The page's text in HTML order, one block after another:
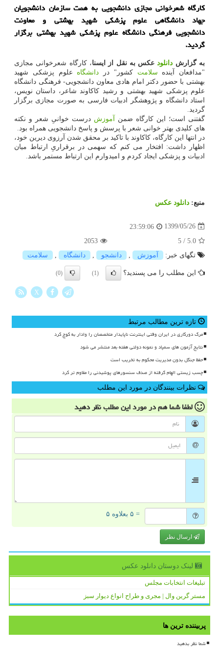
كارگاه شعرخوانی مجازی دانشجویی به همت سازمان دانشجویان
جهاد دانشگاهی علوم پزشكی شهید بهشتی و معاونت
دانشجویی فرهنگی دانشگاه علوم پزشكی شهید بهشتی برگزار
گردید.
به گزارش دانلودعکس به نقل از ایسنا، کارگاه شعرخوانی مجازی
"مدافعان آینده سلامت کشور" در دانشگاه علوم پزشکی شهید
بهشتی با حضور دکتر امام هادی معاون دانشجویی- فرهنگی دانشگاه
علوم پزشکی شهید بهشتی و رشید کاکاوند شاعر، داستان نویس،
استاد دانشگاه و پژوهشگر ادبیات فارسی به صورت مجازی برگزار
گردید.
گفتنی است؛ این کارگاه ضمن آموزش درست خوانیِ شعر و نکته
های کلیدی بهتر خوانی شعر با پرسش و پاسخ دانشجویی همراه بود.
در انتها این کارگاه، کاکاوند با تاکید بر محقق شدن آرزوی دیرین خود،
اظهار داشت: افتخار می کنم که سهمی در برقراریِ ارتباط میان
ادبیات و پزشکی ایجاد کردم و امیدوارم این ارتباط مستمر باشد.
منبع: دانلود عكس
1399/05/26
23:59:06
5.0
/
5
2053
تگهای خبر:
آموزش دانشجو دانشگاه سلامت
این مطلب را می پسندید؟ (1)
(0)
X
تازه ترین مطالب مرتبط
مرگ دورکاری در ایران وقتی اینترنت ناپایدار متخصصان را وادار به کوچ کرد
نتایج آزمون های سمپاد و نمونه دولتی هفته بعد منتشر می شود
حفظ جنگل بدون مدیریت محکوم به تخریب است
چسب زیستی الهام گرفته از صدف سنسورهای پوشیدنی را مقاوم تر کرد
نظرات بینندگان در مورد این مطلب
لطفا شما همدر مورد این مطلبنظر دهید
= ۵ بعلاوه ۵
ارسال نظر
لینک دوستان دانلود عكس
تبلیغات انتخابات مجلس
مستر گرین وال | مجری و طراح انواع دیوار سبز
پربیننده ترین ها
شما نظر بدهید